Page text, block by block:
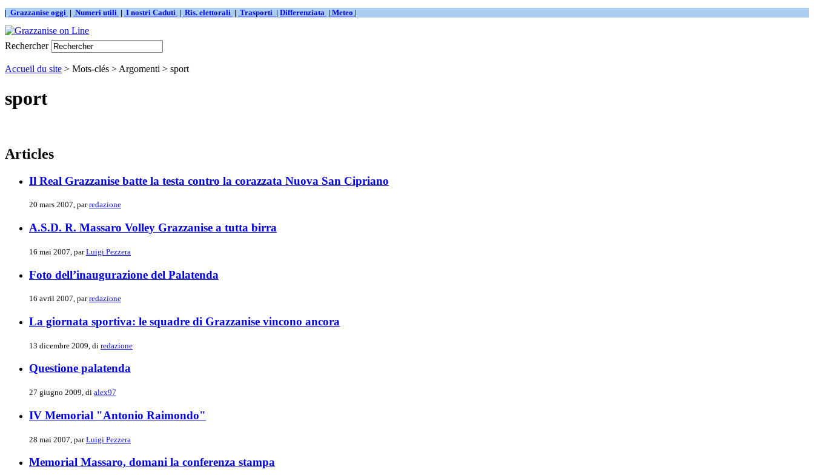
| Grazzanise oggi | Numeri utili | I nostri Caduti | Ris. elettorali | Trasporti | Differenziata | Meteo |
Rechercher
Accueil du site > Mots-clés > Argomenti > sport
sport
Articles
Il Real Grazzanise batte la testa contro la corazzata Nuova San Cipriano
20 mars 2007, parredazione
A.S.D. R. Massaro Volley Grazzanise a tutta birra
16 mai 2007, parLuigi Pezzera
Foto dell’inaugurazione del Palatenda
16 avril 2007, parredazione
La giornata sportiva: le squadre di Grazzanise vincono ancora
13 dicembre 2009, di redazione
Questione palatenda
27 giugno 2009, di alex97
IV Memorial "Antonio Raimondo"
28 mai 2007, parLuigi Pezzera
Memorial Massaro, domani la conferenza stampa